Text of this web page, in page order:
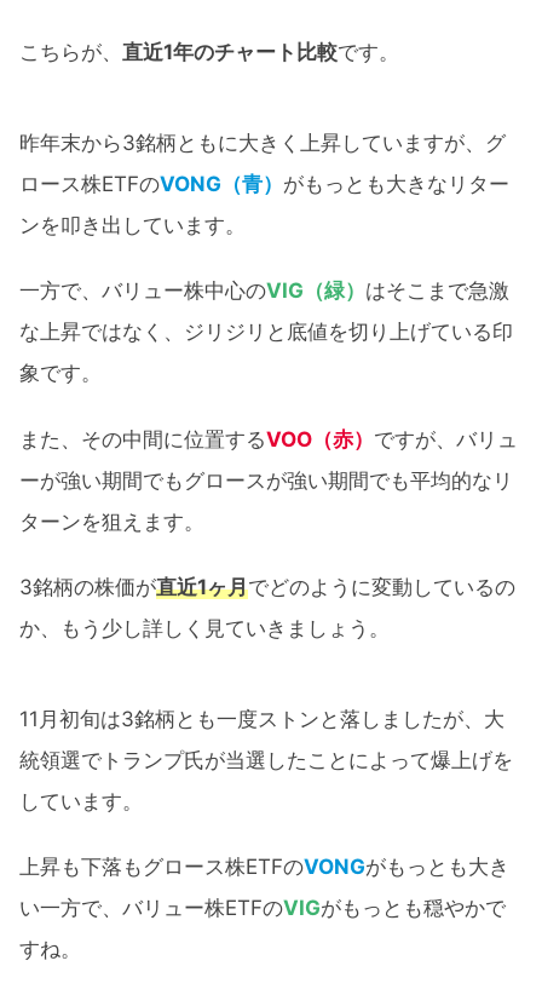
こちらが、 直近1年のチャート比較です。
昨年末から3銘柄ともに大きく上昇していますが、グ
ロース株ETFのVONG（青） がもっとも大きなリター
ンを叩き出しています。
一方で、バリュー株中心のVIG（緑） はそこまで急激
な上昇ではなく、ジリジリと底値を切り上げている印
象です。
また、その中間に位置するVOO（赤） ですが、バリュ
ーが強い期間でもグロースが強い期間でも平均的なリ
ターンを狙えます。
3銘柄の株価が直近1ヶ月でどのように変動しているの
か、もう少し詳しく見ていきましょう。
11月初旬は3銘柄とも一度ストンと落しましたが、大
統領選でトランプ氏が当選したことによって爆上げを
しています。
上昇も下落もグロース株ETFのVONGがもっとも大き
い一方で、バリュー株ETFのVIGがもっとも穏やかで
すね。